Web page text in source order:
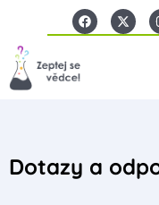
Dotazy a